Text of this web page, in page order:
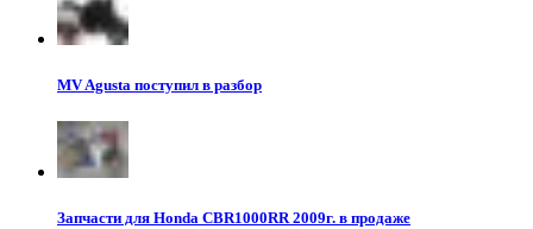
MV Agusta поступил в разбор
Запчасти для Honda CBR1000RR 2009г. в продаже